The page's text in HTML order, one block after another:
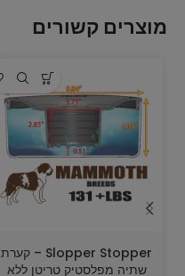
מוצרים קשורים
Slopper Stopper – קערת
שתיה מפלסטיק טריטן ללא